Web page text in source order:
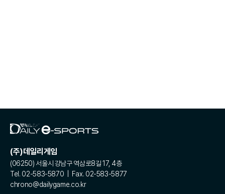
(주)데일리게임
(06250) 서울시 강남구 역삼로8길 17, 4층
Tel. 02-583-5870 | Fax. 02-583-5877
chrono@dailygame.co.kr